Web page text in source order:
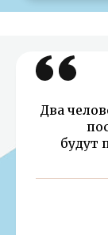
Два
будут